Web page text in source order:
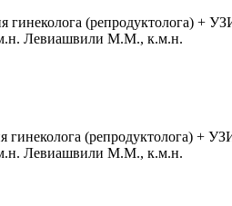
гинеколога (репродуктолога) +
Левиашвили М.М., к.м.н.
гинеколога (репродуктолога) +
Левиашвили М.М., к.м.н.